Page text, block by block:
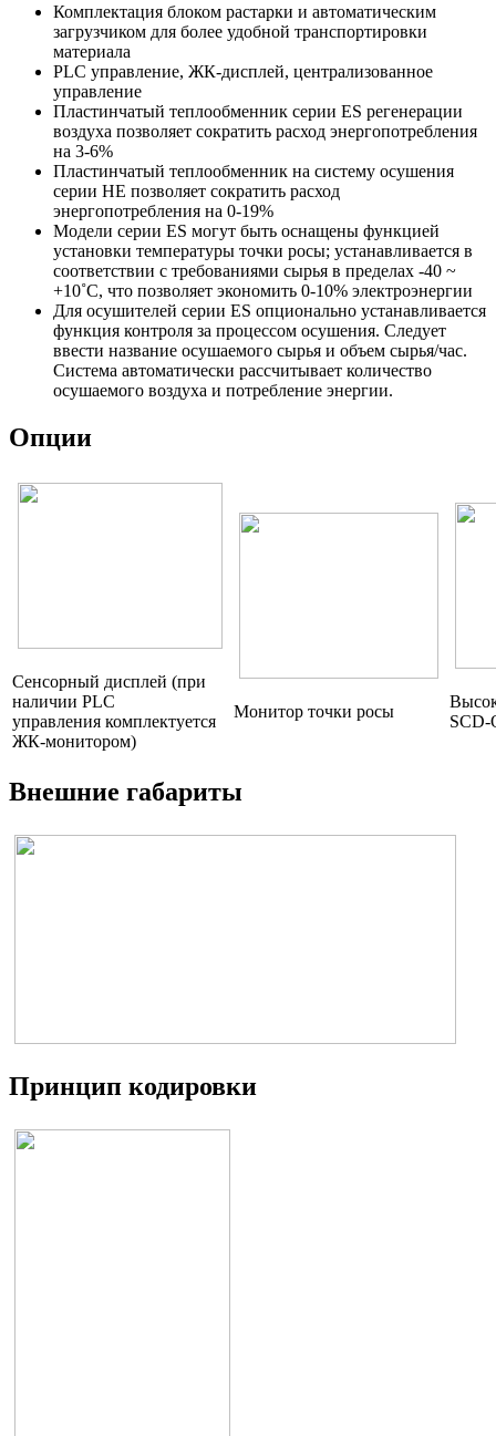
Комплектация блоком растарки и автоматическим
загрузчиком для более удобной транспортировки
материала
PLC управление, ЖК-дисплей, централизованное
управление
Пластинчатый теплообменник серии ES регенерации
воздуха позволяет сократить расход энергопотребления
на 3-6%
Пластинчатый теплообменник на систему осушения
серии НЕ позволяет сократить расход
энергопотребления на 0-19%
Модели серии ES могут быть оснащены функцией
установки температуры точки росы; устанавливается в
соответствии с требованиями сырья в пределах -40 ~
+10˚С, что позволяет экономить 0-10% электроэнергии
Для осушителей серии ES опционально устанавливается
функция контроля за процессом осушения. Следует
ввести название осушаемого сырья и объем сырья/час.
Система автоматически рассчитывает количество
осушаемого воздуха и потребление энергии.
Опции
Сенсорный дисплей (при
наличии PLC
управления комплектуется
ЖК-монитором)
Монитор точки росы
SCD-
Внешние габариты
Принцип кодировки